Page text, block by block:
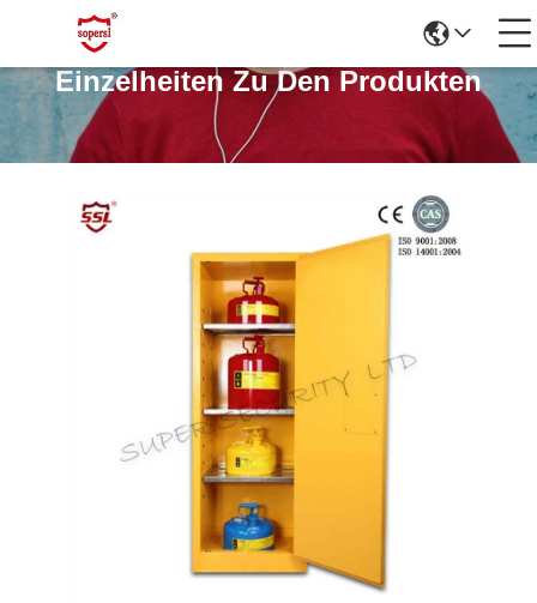
Einzelheiten Zu Den Produkten